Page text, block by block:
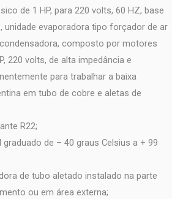
de 1 HP, para 220 volts, 60 HZ, base
unidade evaporadora tipo forçador de ar
composto por motores
220 volts, de alta impedância e
para trabalhar a baixa
em tubo de cobre e aletas de
R22;
de – 40 graus Celsius a + 99
de tubo aletado instalado na parte
ou em área externa;